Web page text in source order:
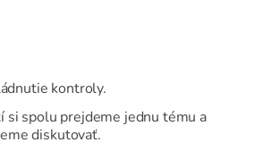
kontroly.
si spolu prejdeme jednu tému a
diskutovať.